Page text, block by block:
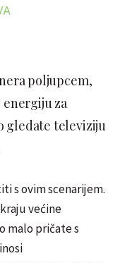
poljupcem,
energiju za
gledate televiziju
s ovim scenarijem.
većine
malo pričate s